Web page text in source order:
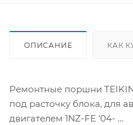
ОПИСАНИЕ КАК
Ремонтные поршни
под расточку блока, для
двигателем 1NZ-FE '04-